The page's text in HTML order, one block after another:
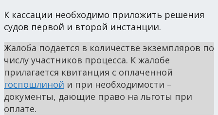
К кассации необходимо приложить решения
судов первой и второй инстанции.
Жалоба подается в количестве экземпляров по
числу участников процесса. К жалобе
прилагается квитанция с оплаченной
госпошлиной и при необходимости –
документы, дающие право на льготы при
оплате.